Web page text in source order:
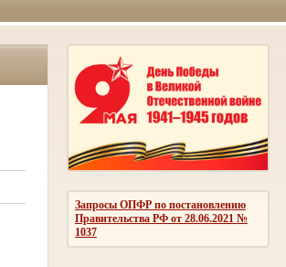
Запросы ОПФР по постановлению
Правительства РФ от 28.06.2021 №
1037